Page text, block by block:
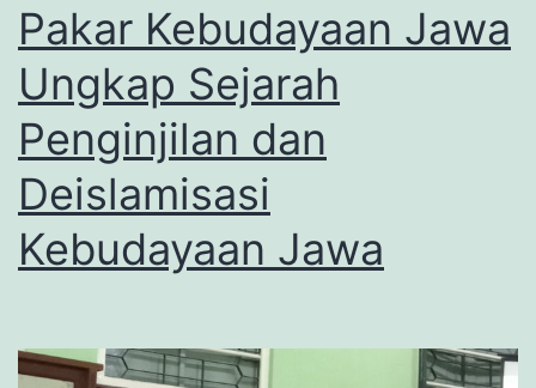
Pakar Kebudayaan Jawa
Ungkap Sejarah
Penginjilan dan
Deislamisasi
Kebudayaan Jawa